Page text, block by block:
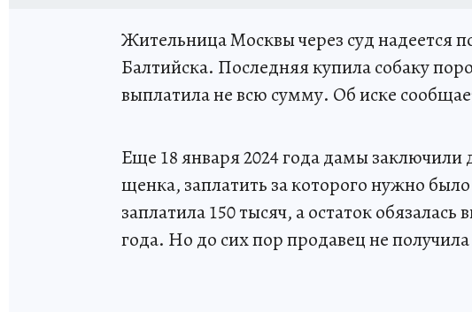
Жительница Москвы через суд надеется
Балтийска. Последняя купила собаку
выплатила не всю сумму. Об иске
Еще 18 января 2024 года дамы
щенка, заплатить за которого нужно
заплатила 150 тысяч, а остаток
года. Но до сих пор продавец не